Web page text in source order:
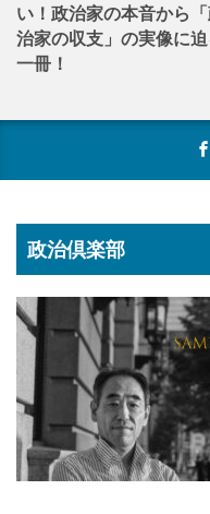
い！政治家の本音から
治家の収支」の実像に
一冊！
政治倶楽部